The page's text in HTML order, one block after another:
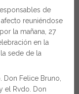
de
reuniéndose
la mañana, 27
en la
sede de la
Felice Bruno,
el Rvdo. Don